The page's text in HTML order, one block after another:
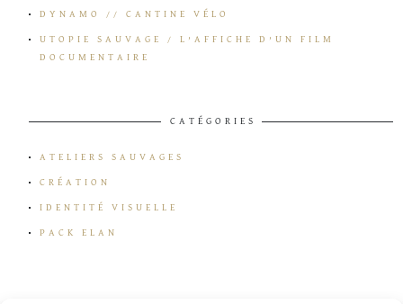
DYNAMO // CANTINE VÉLO
UTOPIE SAUVAGE / L’AFFICHE D’UN FILM
DOCUMENTAIRE
CATÉGORIES
ATELIERS SAUVAGES
CRÉATION
IDENTITÉ VISUELLE
PACK ELAN